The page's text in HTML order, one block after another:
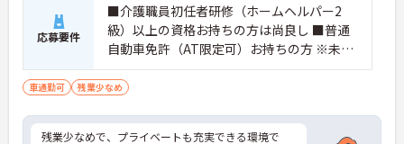
応募要件
■介護職員初任者研修（ホームヘルパー2
級）以上の資格お持ちの方は尚良し ■普通
自動車免許（AT限定可）お持ちの方 ※未経
験者応相談
車通勤可 残業少なめ
残業少なめで、プライベートも充実できる環境で